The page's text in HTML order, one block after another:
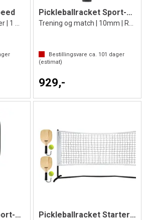
Pickleballracket Sport-Thieme Rocket
Bestillingsvare ca. 101 dager
(estimat)
929,-
Pickleballracket Sport-Thieme XSpace Pickleballracket Startersett